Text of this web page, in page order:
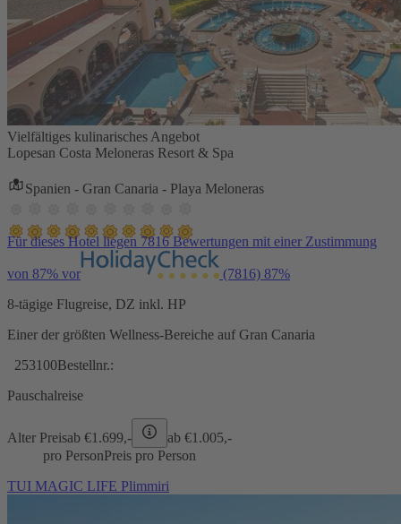
Vielfältiges kulinarisches Angebot
Lopesan Costa Meloneras Resort & Spa
Spanien - Gran Canaria - Playa Meloneras
Für dieses Hotel liegen 7816 Bewertungen mit einer Zustimmung
von 87% vor (7816) 87%
8-tägige Flugreise, DZ inkl. HP
Einer der größten Wellness-Bereiche auf Gran Canaria
253100Bestellnr.:
Pauschalreise
Alter Preisab €1.699,- ab €1.005,-
pro PersonPreis pro Person
TUI MAGIC LIFE Plimmiri